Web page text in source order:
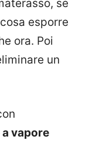
se
esporre
ora. Poi
un
vapore